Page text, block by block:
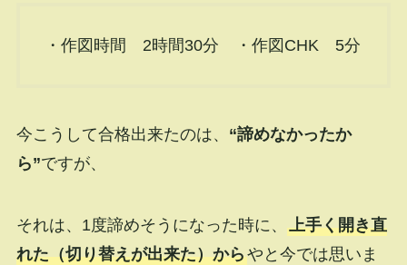
・作図時間 2時間30分 ・作図CHK 5分
今こうして合格出来たのは、 “諦めなかったか
ら”ですが、
それは、1度諦めそうになった時に、 上手く開き直
れた（切り替えが出来た）からやと今では思いま